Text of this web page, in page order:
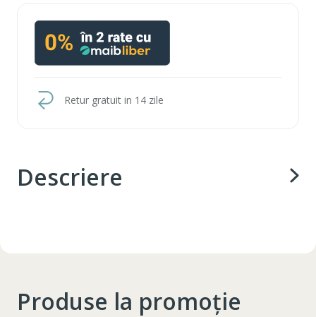
Retur gratuit in 14 zile
Descriere
Produse la promoție